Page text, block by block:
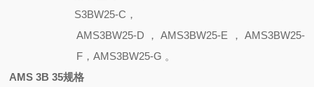
S3BW25-C，
AMS3BW25-D，AMS3BW25-E，AMS3BW25-
F，AMS3BW25-G 。
AMS 3B 35规格